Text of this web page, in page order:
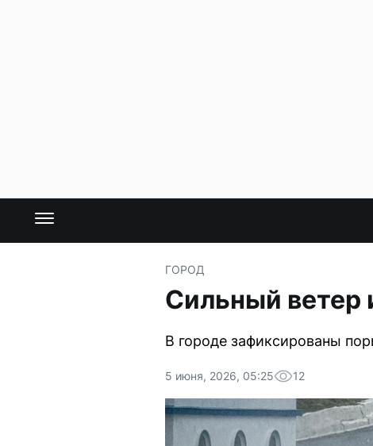
ГОРОД
Сильный ветер
В городе зафиксированы
5 июня, 2026, 05:25 12